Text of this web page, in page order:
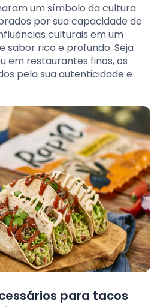
um símbolo da cultura
por sua capacidade de
culturais em um
sabor rico e profundo. Seja
em restaurantes finos, os
pela sua autenticidade e
para tacos